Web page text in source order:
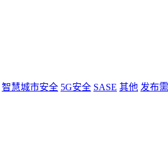
智慧城市安全 5G安全 SASE 其他 发布